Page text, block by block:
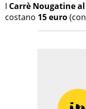
I Carrè Nougatine
costano 15 euro